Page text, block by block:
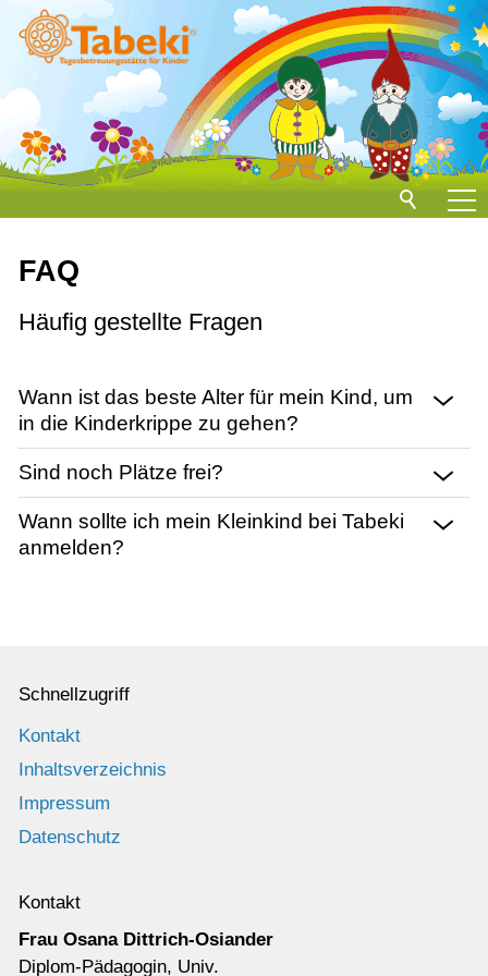
Standorte
Konzeption
Anmeldung
Gebührenordnung
Stellenangebote
Galerie
FAQ
Häufig gestellte Fragen
Wann ist das beste Alter für mein Kind, um
in die Kinderkrippe zu gehen?
Sind noch Plätze frei?
Wann sollte ich mein Kleinkind bei Tabeki
anmelden?
Schnellzugriff
Kontakt
Inhaltsverzeichnis
Impressum
Datenschutz
Kontakt
Frau Osana Dittrich-Osiander
Diplom-Pädagogin, Univ.